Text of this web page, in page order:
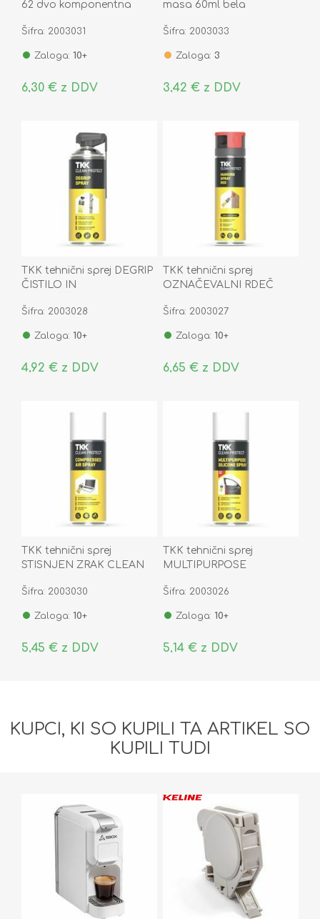
62 dvo komponentna
57g
Šifra: 2003031
Zaloga: 10+
6,30 € z DDV
masa 60ml bela
Šifra: 2003033
Zaloga: 3
3,42 € z DDV
TKK tehnični sprej DEGRIP
ČISTILO IN
PROTECT 400ML
Šifra: 2003028
Zaloga: 10+
4,92 € z DDV
TKK tehnični sprej
OZNAČEVALNI RDEČ
Šifra: 2003027
Zaloga: 10+
6,65 € z DDV
TKK tehnični sprej
STISNJEN ZRAK CLEAN
Šifra: 2003030
Zaloga: 10+
5,45 € z DDV
TKK tehnični sprej
MULTIPURPOSE
PROTECT 400ML
Šifra: 2003026
Zaloga: 10+
5,14 € z DDV
KUPCI, KI SO KUPILI TA ARTIKEL SO
KUPILI TUDI